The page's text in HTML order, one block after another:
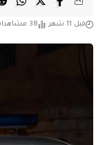
قبل 11 شهر 38 مشاهدات